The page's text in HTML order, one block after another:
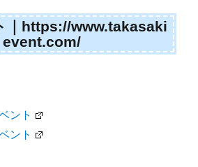
｜https://www.takasaki
event.com/
ント
ント